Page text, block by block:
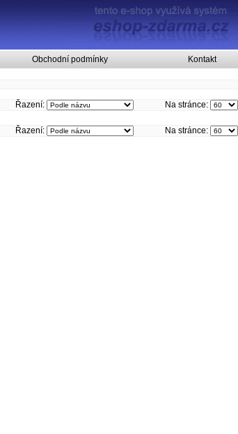
Obchodní podmínky Kontakt
Řazení: Na stránce:
Řazení: Na stránce: